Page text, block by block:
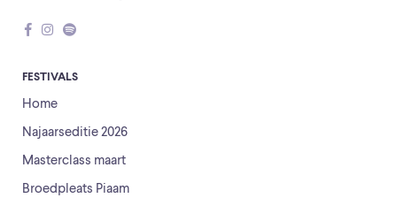
FESTIVALS
Home
Najaarseditie 2026
Masterclass maart
Broedpleats Piaam